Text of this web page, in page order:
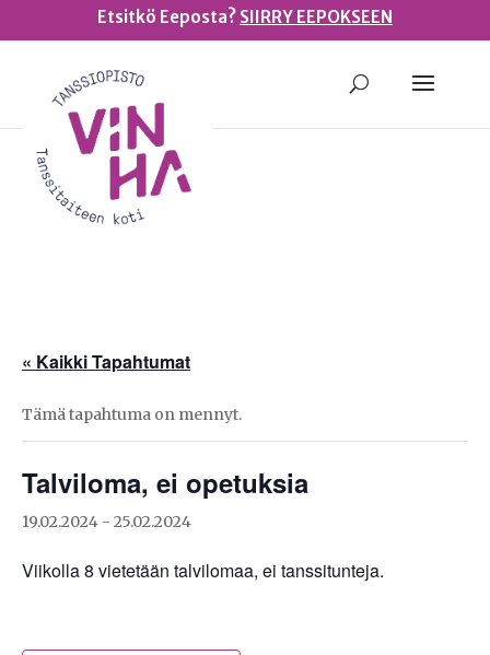
Etsitkö Eeposta? SIIRRY EEPOKSEEN
« Kaikki Tapahtumat
Tämä tapahtuma on mennyt.
Talviloma, ei opetuksia
19.02.2024 - 25.02.2024
Viikolla 8 vietetään talvilomaa, ei tanssitunteja.